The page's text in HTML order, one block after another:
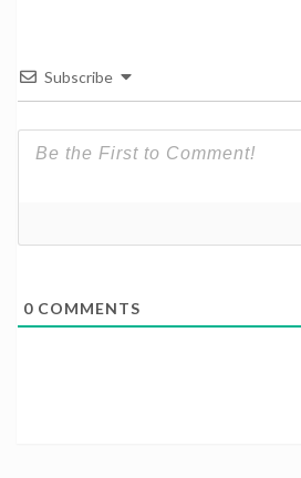
Subscribe
0 COMMENTS